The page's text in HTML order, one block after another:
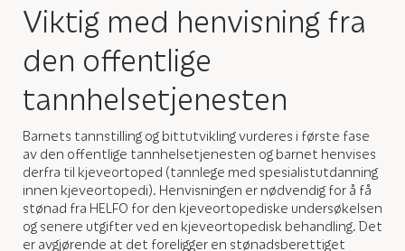
Viktig med henvisning fra
den offentlige
tannhelsetjenesten
Barnets tannstilling og bittutvikling vurderes i første fase
av den offentlige tannhelsetjenesten og barnet henvises
derfra til kjeveortoped (tannlege med spesialistutdanning
innen kjeveortopedi). Henvisningen er nødvendig for å få
stønad fra HELFO for den kjeveortopediske undersøkelsen
og senere utgifter ved en kjeveortopedisk behandling. Det
er avgjørende at det foreligger en stønadsberettiget